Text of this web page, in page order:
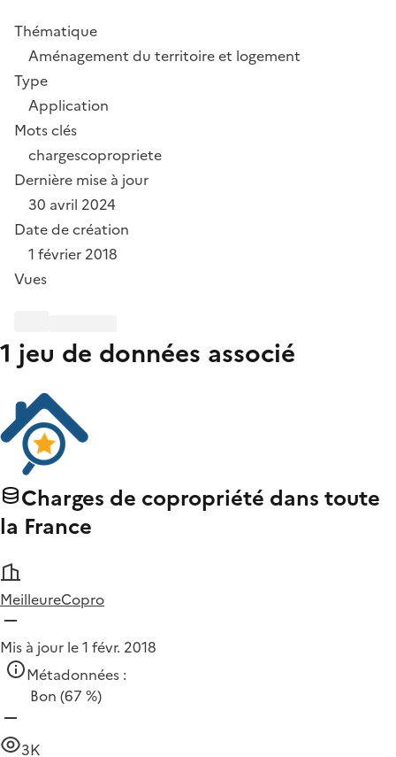
Thématique
Aménagement du territoire et logement
Type
Application
Mots clés
chargescopropriete
Dernière mise à jour
30 avril 2024
Date de création
1 février 2018
Vues
1 jeu de données associé
Charges de copropriété dans toute
la France
MeilleureCopro
Mis à jour le 1 févr. 2018
Métadonnées :
Bon (67 %)
3K